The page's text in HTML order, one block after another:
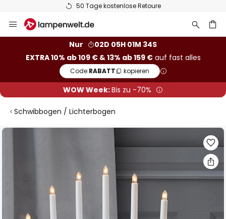
50 Tage kostenlose Retoure
Inhalt
Nur
02D 05H 01M 34S
EXTRA 10% ab 109 € & 13% ab 159 €auf fast alles
Code:RABATT kopieren
WOW Week:Bis zu -70%
Schwibbogen / Lichterbogen
Zum